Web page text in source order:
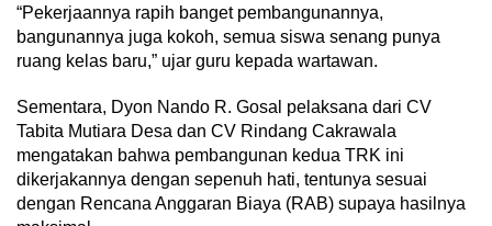
“Pekerjaannya rapih banget pembangunannya,
bangunannya juga kokoh, semua siswa senang punya
ruang kelas baru,” ujar guru kepada wartawan.
Sementara, Dyon Nando R. Gosal pelaksana dari CV
Tabita Mutiara Desa dan CV Rindang Cakrawala
mengatakan bahwa pembangunan kedua TRK ini
dikerjakannya dengan sepenuh hati, tentunya sesuai
dengan Rencana Anggaran Biaya (RAB) supaya hasilnya